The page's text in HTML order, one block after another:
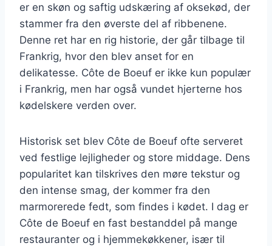
er en skøn og saftig udskæring af oksekød, der
stammer fra den øverste del af ribbenene.
Denne ret har en rig historie, der går tilbage til
Frankrig, hvor den blev anset for en
delikatesse. Côte de Boeuf er ikke kun populær
i Frankrig, men har også vundet hjerterne hos
kødelskere verden over.
Historisk set blev Côte de Boeuf ofte serveret
ved festlige lejligheder og store middage. Dens
popularitet kan tilskrives den møre tekstur og
den intense smag, der kommer fra den
marmorerede fedt, som findes i kødet. I dag er
Côte de Boeuf en fast bestanddel på mange
restauranter og i hjemmekøkkener, især til